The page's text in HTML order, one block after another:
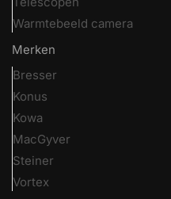
Warmtebeeld camera
Merken
Bresser
Konus
Kowa
MacGyver
Steiner
Vortex